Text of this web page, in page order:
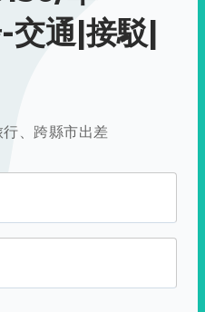
通|接駁|
、跨縣市出差